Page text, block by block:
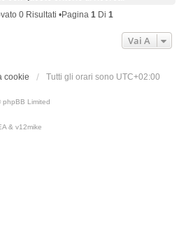
0 Risultati •Pagina 1 Di 1
Vai A
cookie Tutti gli orari sono UTC+02:00
Limited
& v12mike